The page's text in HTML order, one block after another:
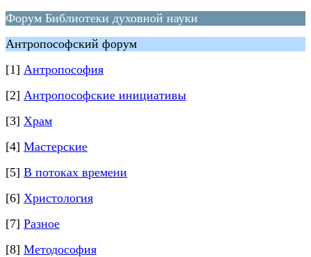
Форум Библиотеки духовной науки
Антропософский форум
[1] Антропософия
[2] Антропософские инициативы
[3] Храм
[4] Мастерские
[5] В потоках времени
[6] Христология
[7] Разное
[8] Методософия